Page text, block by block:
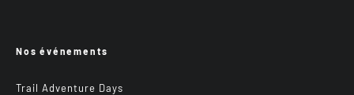
Nos événements
Trail Adventure Days